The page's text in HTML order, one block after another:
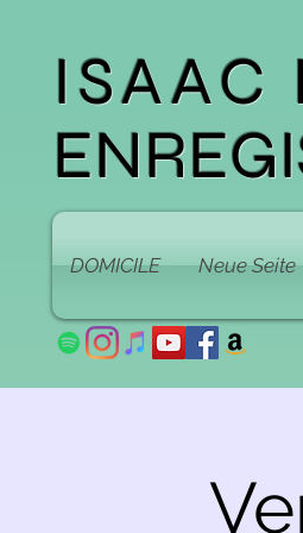
DOMICILE Neue Seite